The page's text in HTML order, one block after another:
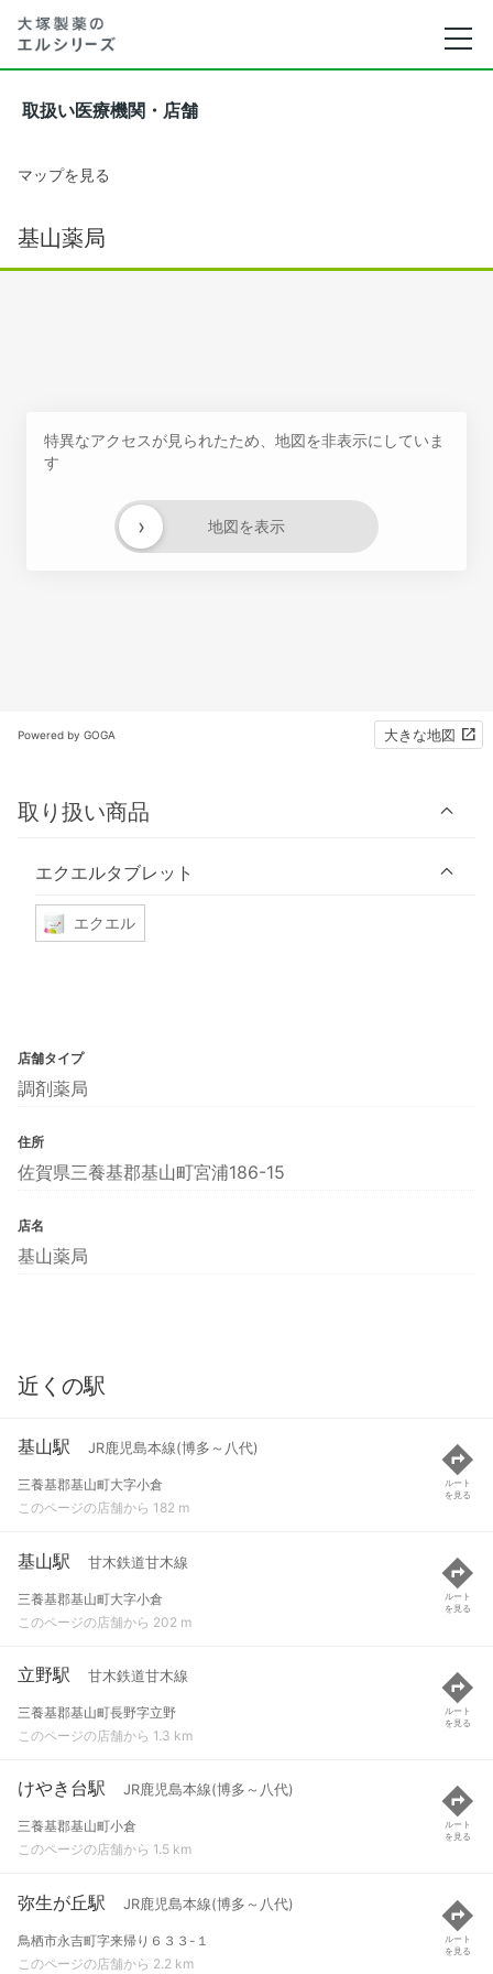
取扱い医療機関・店舗
マップを見る
基山薬局
特異なアクセスが見られたため、地図を非表示にしていま
す
地図を表示
›
Powered by GOGA 大きな地図
取り扱い商品
エクエルタブレット
エクエル
店舗タイプ
調剤薬局
住所
佐賀県三養基郡基山町宮浦186-15
店名
基山薬局
近くの駅
基山駅 JR鹿児島本線(博多～八代)
三養基郡基山町大字小倉
このページの店舗から 182 m
ルート
を見る
基山駅 甘木鉄道甘木線
三養基郡基山町大字小倉
このページの店舗から 202 m
ルート
を見る
立野駅 甘木鉄道甘木線
三養基郡基山町長野字立野
このページの店舗から 1.3 km
ルート
を見る
けやき台駅 JR鹿児島本線(博多～八代)
三養基郡基山町小倉
このページの店舗から 1.5 km
ルート
を見る
弥生が丘駅 JR鹿児島本線(博多～八代)
鳥栖市永吉町字来帰り６３３-１
このページの店舗から 2.2 km
ルート
を見る